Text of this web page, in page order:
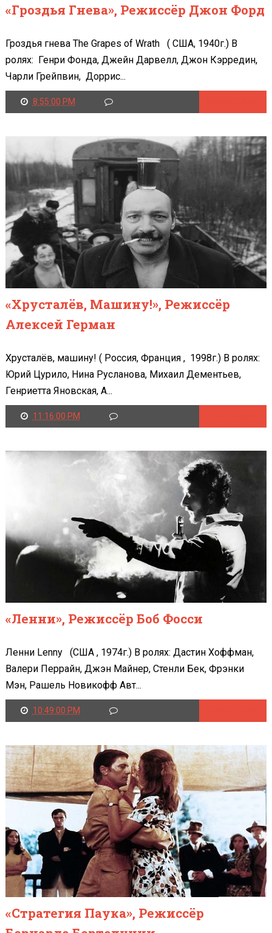
«Гроздья Гнева», Режиссёр Джон Форд
Гроздья гнева The Grapes of Wrath ( США, 1940г.) В
ролях: Генри Фонда, Джейн Дарвелл, Джон Кэрредин,
Чарли Грейпвин, Доррис...
8:55:00 PM
«Хрусталёв, Машину!», Режиссёр
Алексей Герман
Хрусталёв, машину! ( Россия, Франция , 1998г.) В ролях:
Юрий Цурило, Нина Русланова, Михаил Дементьев,
Генриетта Яновская, А...
11:16:00 PM
«Ленни», Режиссёр Боб Фосси
Ленни Lenny (США , 1974г.) В ролях: Дастин Хоффман,
Валери Перрайн, Джэн Майнер, Стенли Бек, Фрэнки
Мэн, Рашель Новикофф Авт...
10:49:00 PM
«Стратегия Паука», Режиссёр